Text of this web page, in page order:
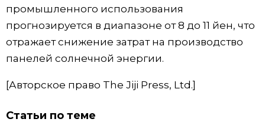
промышленного использования
прогнозируется в диапазоне от 8 до 11 йен, что
отражает снижение затрат на производство
панелей солнечной энергии.
[Авторское право The Jiji Press, Ltd.]
Статьи по теме